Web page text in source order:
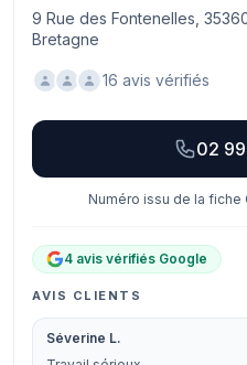
9 Rue des Fontenelles,
Bretagne
16 avis vérifiés
02
Numéro issu de la
4 avis vérifiés Google
AVIS CLIENTS
Séverine L.